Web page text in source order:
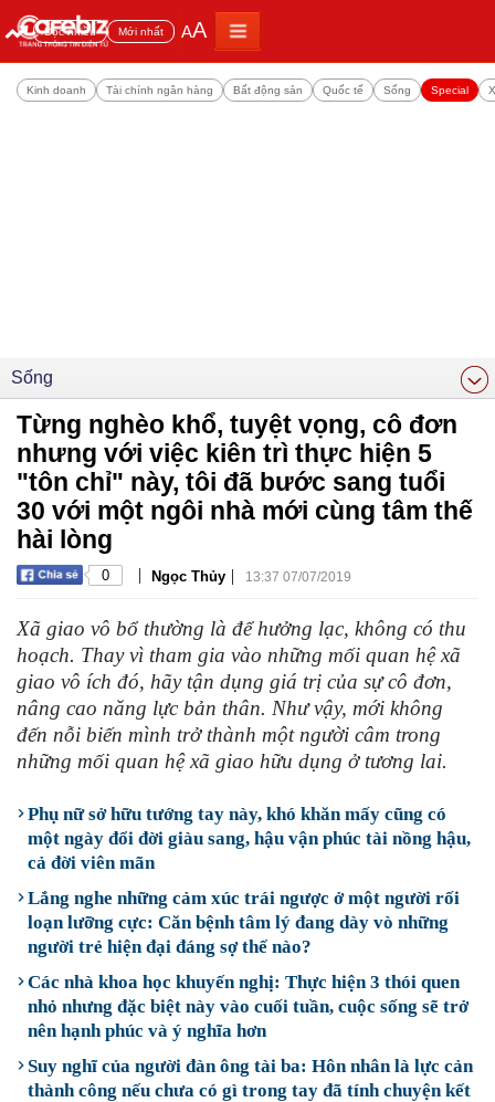
Đọc nhiều Mới nhất AA
Kinh doanh Tài chính ngân hàng Bất động sản Quốc tế Sống Special
Sống
Từng nghèo khổ, tuyệt vọng, cô đơn
nhưng với việc kiên trì thực hiện 5
"tôn chỉ" này, tôi đã bước sang tuổi
30 với một ngôi nhà mới cùng tâm thế
hài lòng
0 | Ngọc Thủy | 13:37 07/07/2019
Xã giao vô bổ thường là để hưởng lạc, không có thu
hoạch. Thay vì tham gia vào những mối quan hệ xã
giao vô ích đó, hãy tận dụng giá trị của sự cô đơn,
nâng cao năng lực bản thân. Như vậy, mới không
đến nỗi biến mình trở thành một người câm trong
những mối quan hệ xã giao hữu dụng ở tương lai.
Phụ nữ sở hữu tướng tay này, khó khăn mấy cũng có
một ngày đổi đời giàu sang, hậu vận phúc tài nồng hậu,
cả đời viên mãn
Lắng nghe những cảm xúc trái ngược ở một người rối
loạn lưỡng cực: Căn bệnh tâm lý đang dày vò những
người trẻ hiện đại đáng sợ thế nào?
Các nhà khoa học khuyến nghị: Thực hiện 3 thói quen
nhỏ nhưng đặc biệt này vào cuối tuần, cuộc sống sẽ trở
nên hạnh phúc và ý nghĩa hơn
Suy nghĩ của người đàn ông tài ba: Hôn nhân là lực cản
thành công nếu chưa có gì trong tay đã tính chuyện kết